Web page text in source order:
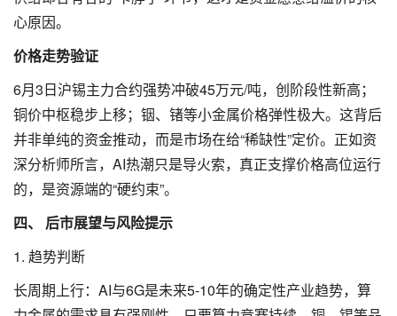
心原因。
价格走势验证
6月3日沪锡主力合约强势冲破45万元/吨，创阶段性新高；
铜价中枢稳步上移；铟、锗等小金属价格弹性极大。这背后
并非单纯的资金推动，而是市场在给“稀缺性”定价。正如资
深分析师所言，AI热潮只是导火索，真正支撑价格高位运行
的，是资源端的“硬约束”。
四、 后市展望与风险提示
1. 趋势判断
长周期上行：AI与6G是未来5-10年的确定性产业趋势，算